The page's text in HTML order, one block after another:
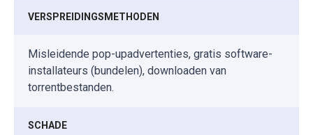
VERSPREIDINGSMETHODEN
Misleidende pop-upadvertenties, gratis software-
installateurs (bundelen), downloaden van
torrentbestanden.
SCHADE